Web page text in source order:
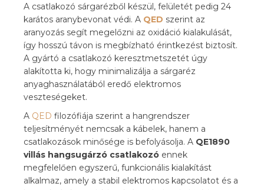
A csatlakozó sárgarézből készül, felületét pedig 24
karátos aranybevonat védi. A QED szerint az
aranyozás segít megelőzni az oxidáció kialakulását,
így hosszú távon is megbízható érintkezést biztosít.
A gyártó a csatlakozó keresztmetszetét úgy
alakította ki, hogy minimalizálja a sárgaréz
anyaghasználatából eredő elektromos
veszteségeket.
A QED filozófiája szerint a hangrendszer
teljesítményét nemcsak a kábelek, hanem a
csatlakozások minősége is befolyásolja. A QE1890
villás hangsugárzó csatlakozó ennek
megfelelően egyszerű, funkcionális kialakítást
alkalmaz, amely a stabil elektromos kapcsolatot és a